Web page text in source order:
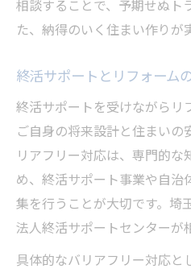
相談することで、予期せぬト
た、納得のいく住まい作りが
終活サポートとリフォーム
終活サポートを受けながらリ
ご自身の将来設計と住まいの
リアフリー対応は、専門的
め、終活サポート事業や自治
集を行うことが大切です。埼
法人終活サポートセンターが
具体的なバリアフリー対応と